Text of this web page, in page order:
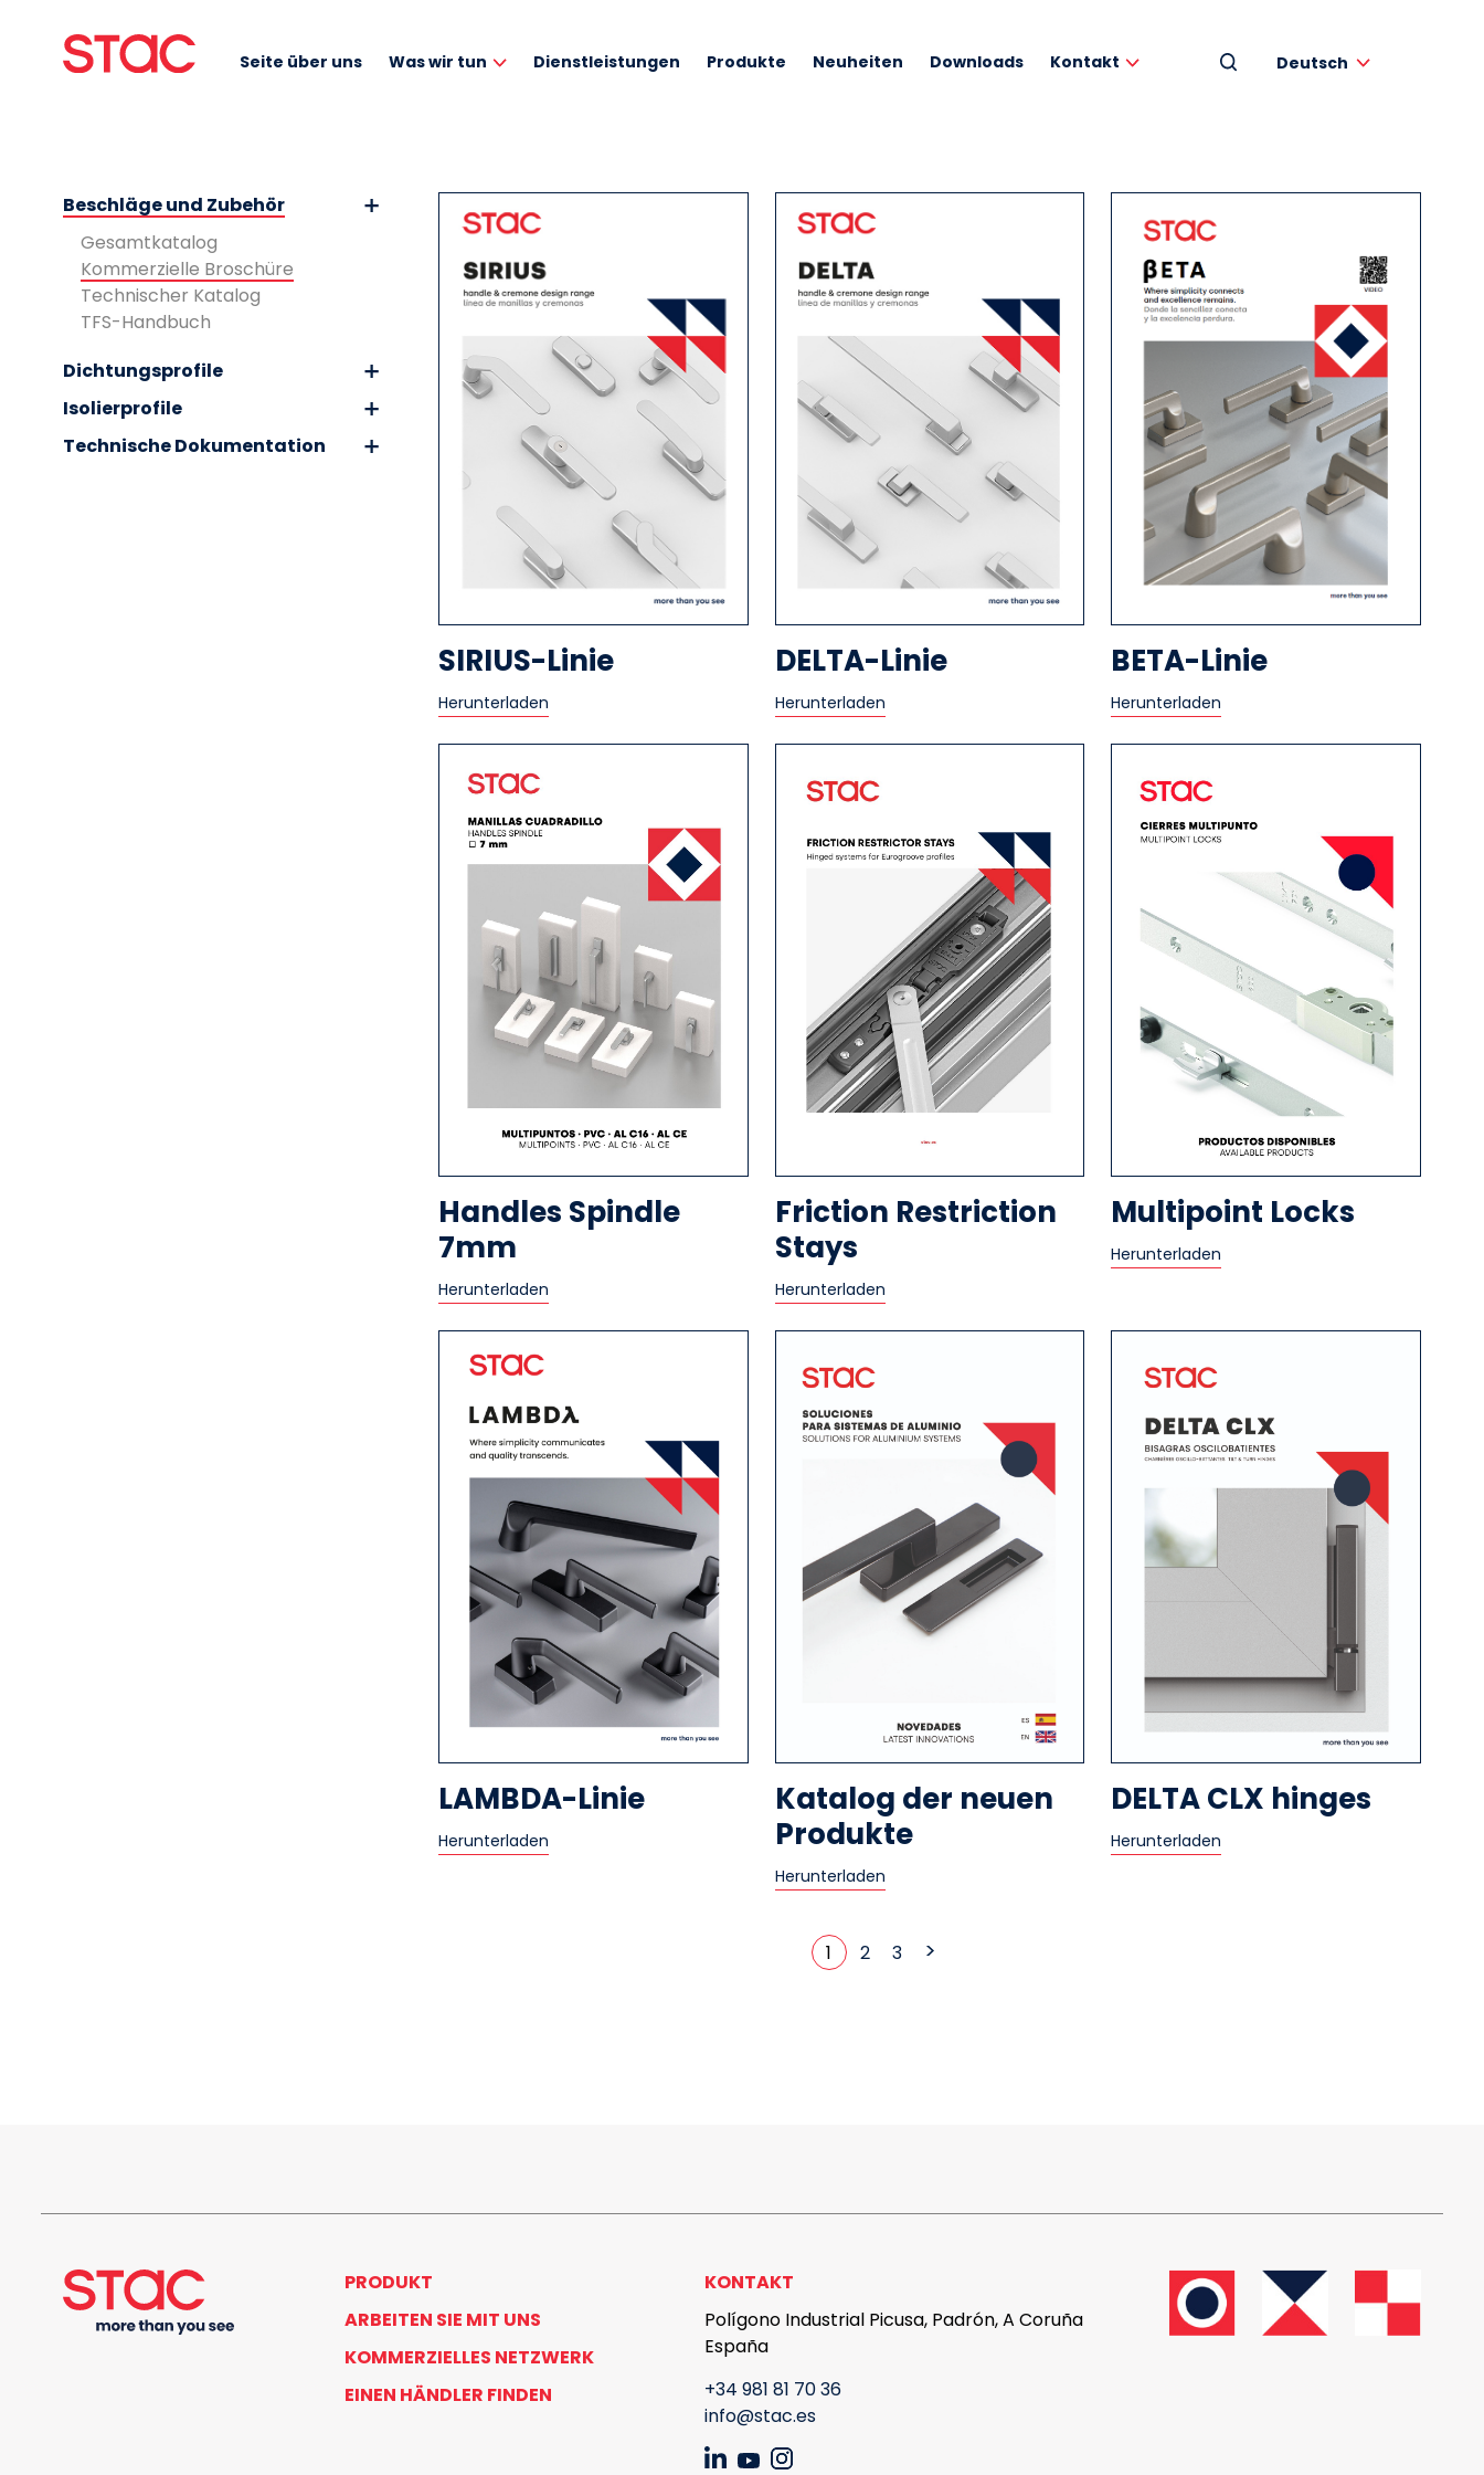
Seite über uns Was wir tun Dienstleistungen Produkte Neuheiten Downloads Kontakt Deutsch
Beschläge und Zubehör
Gesamtkatalog
Kommerzielle Broschüre
Technischer Katalog
TFS-Handbuch
Dichtungsprofile
Isolierprofile
Technische Dokumentation
SIRIUS-Linie
Herunterladen
DELTA-Linie
Herunterladen
BETA-Linie
Herunterladen
Handles Spindle
7mm
Herunterladen
Friction Restriction
Stays
Herunterladen
Multipoint Locks
Herunterladen
LAMBDA-Linie
Herunterladen
Katalog der neuen
Produkte
Herunterladen
DELTA CLX hinges
Herunterladen
1 2 3 >
PRODUKT
ARBEITEN SIE MIT UNS
KOMMERZIELLES NETZWERK
EINEN HÄNDLER FINDEN
KONTAKT
Polígono Industrial Picusa, Padrón, A Coruña
España
+34 981 81 70 36
info@stac.es